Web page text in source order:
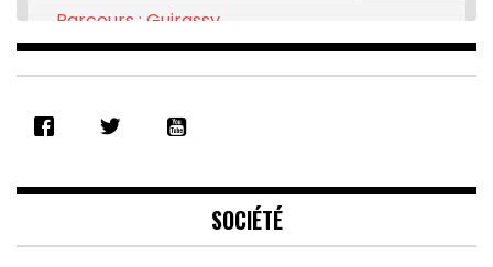
RSS FEED
EMBED
Parcours : Guirassy
Feb 16, 2021 • 28:08
SOCIÉTÉ